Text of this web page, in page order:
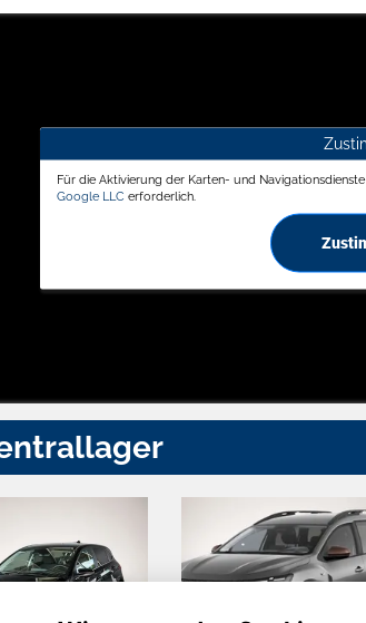
Für die Aktivierung der Karten- und
Google LLC erforderlich.